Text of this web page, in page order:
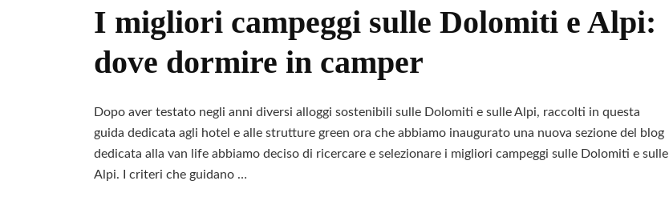
I migliori campeggi sulle Dolomiti e Alpi:
dove dormire in camper
Dopo aver testato negli anni diversi alloggi sostenibili sulle Dolomiti e sulle Alpi, raccolti in questa
guida dedicata agli hotel e alle strutture green ora che abbiamo inaugurato una nuova sezione del blog
dedicata alla van life abbiamo deciso di ricercare e selezionare i migliori campeggi sulle Dolomiti e sulle
Alpi. I criteri che guidano …